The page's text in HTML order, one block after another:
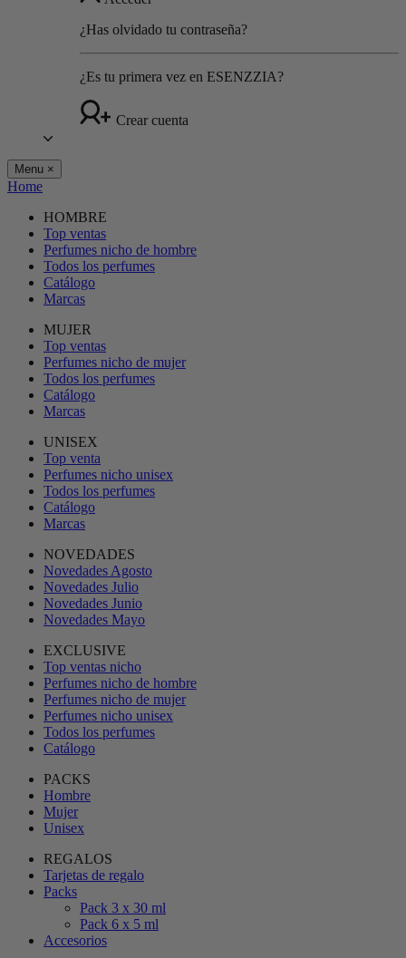
¿Has olvidado tu contraseña?
¿Es tu primera vez en ESENZZIA?
Crear cuenta
Menu ×
Home
HOMBRE
Top ventas
Perfumes nicho de hombre
Todos los perfumes
Catálogo
Marcas
MUJER
Top ventas
Perfumes nicho de mujer
Todos los perfumes
Catálogo
Marcas
UNISEX
Top venta
Perfumes nicho unisex
Todos los perfumes
Catálogo
Marcas
NOVEDADES
Novedades Agosto
Novedades Julio
Novedades Junio
Novedades Mayo
EXCLUSIVE
Top ventas nicho
Perfumes nicho de hombre
Perfumes nicho de mujer
Perfumes nicho unisex
Todos los perfumes
Catálogo
PACKS
Hombre
Mujer
Unisex
REGALOS
Tarjetas de regalo
Packs
Pack 3 x 30 ml
Pack 6 x 5 ml
Accesorios